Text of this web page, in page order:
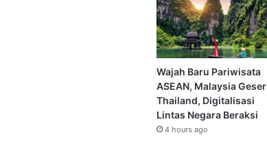
Wajah Baru Pariwisata
ASEAN, Malaysia Geser
Thailand, Digitalisasi
Lintas Negara Beraksi
4 hours ago